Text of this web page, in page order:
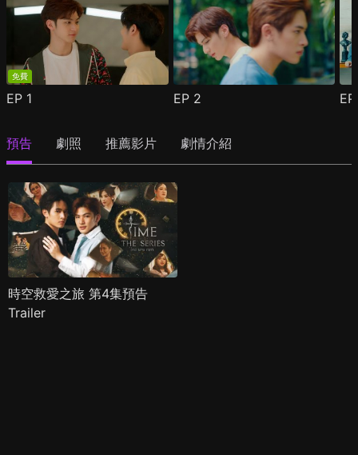
免費
EP 1 EP 2
預告 劇照 推薦影片 劇情介紹
時空救愛之旅 第4集預告
Trailer